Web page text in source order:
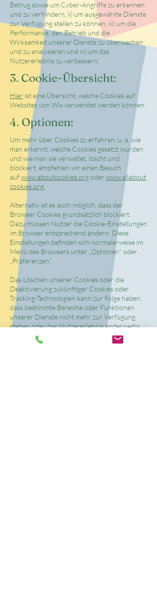
Betrug sowie um Cyber-Angriffe zu erkennen
und zu verhindern; ii) um ausgewählte Dienste
zur Verfügung stellen zu können; iii) um die
Performance, den Betrieb und die
Wirksamkeit unserer Dienste zu überwachen
und zu analysieren und iv) um das
Nutzererlebnis zu verbessern.
3. Cookie-Übersicht:
Hier ist eine Übersicht, welche Cookies auf
Websites von Wix verwendet werden können.
4. Optionen:
Um mehr über Cookies zu erfahren, u. a. wie
man erkennt, welche Cookies gesetzt wurden
und wie man sie verwaltet, löscht und
blockiert, empfehlen wir einen Besuch
aufwww.aboutcookies.orgoder www.allabout
cookies.org.
Alternativ ist es auch möglich, dass der
Browser Cookies grundsätzlich blockiert.
Dazu müssen Nutzer die Cookie-Einstellungen
im Browser entsprechend ändern. Diese
Einstellungen befinden sich normalerweise im
Menü des Browsers unter „Optionen“ oder
„Präferenzen“.
Das Löschen unserer Cookies oder die
Deaktivierung zukünftiger Cookies oder
Tracking-Technologien kann zur Folge haben,
dass bestimmte Bereiche oder Funktionen
unserer Dienste nicht mehr zur Verfügung
stehen oder das Nutzererlebnis anderweitig
beeinträchtigt wird.